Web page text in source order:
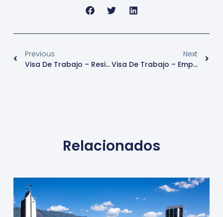
Previous
Visa De Trabajo – Residencia (Empleado Cuenta Ajena) – Portugal
Next
Visa De Trabajo – Empleado Altamente Calificado(cuenta Ajena) – Portugal
Relacionados